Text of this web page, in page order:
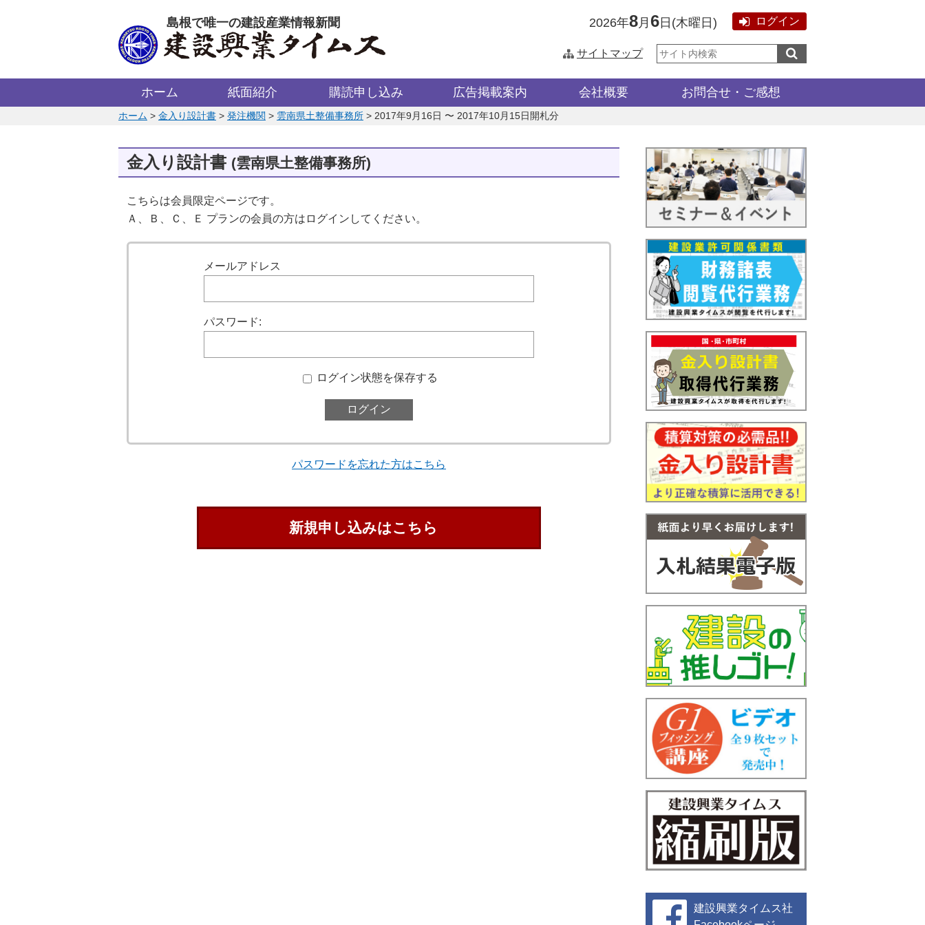
島根で唯一の建設産業情報新聞 2026年8月 6 日 (木曜日 ) ログイン
サイトマップ
サ
イ
内
ホーム 紙面紹介 購読申し込み 広告掲載案内 会社概要 お問合せ・ご感想
このページの位置:
ホーム > 金入り設計書 > 発注機関 > 雲南県土整備事務所 > 2017年9月16日 〜 2017年10月15日開札分
金入り設計書 (雲南県土整備事務所)
こちらは会員限定ページです。
Ａ、Ｂ、Ｃ、Ｅ プランの会員の方はログインしてください。
メールアドレス
パスワード:
ログイン状態を保存する
パスワードを忘れた方はこちら
新規申し込みはこちら
建設興業タイムス社